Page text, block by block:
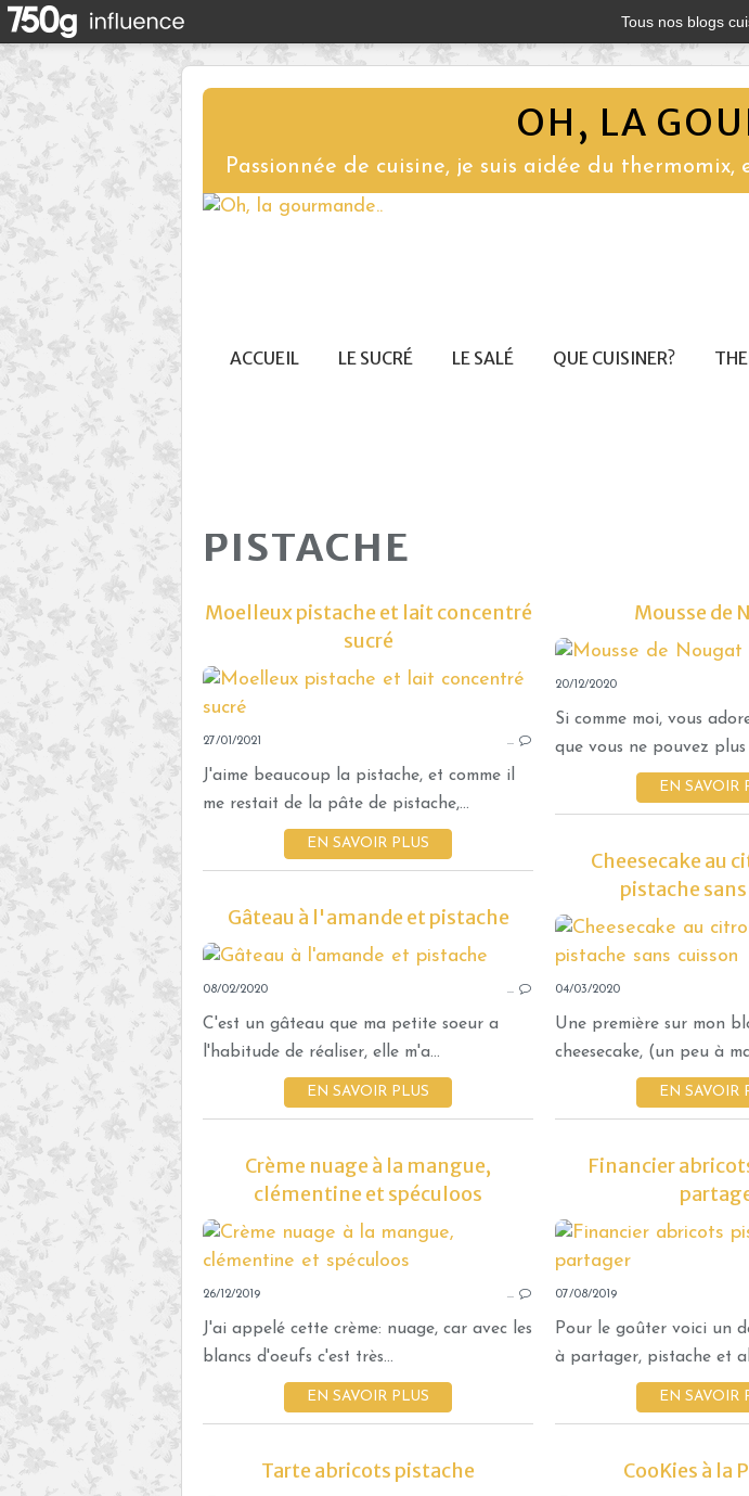
Tous nos blogs
OH, LA
Passionnée de cuisine, je suis aidée du
ACCUEIL LE SUCRÉ LE SALÉ QUE CUISINER?
PISTACHE
Moelleux pistache et lait concentré
sucré
27/01/2021 …
J'aime beaucoup la pistache, et comme il
me restait de la pâte de pistache,...
EN SAVOIR PLUS
Mousse de
20/12/2020
Si comme moi, vous
que vous ne pouvez plus
EN SAVOIR
Cheesecake au
pistache
04/03/2020
Une première sur mon
cheesecake, (un peu à
EN SAVOIR
Gâteau à l'amande et pistache
08/02/2020 …
C'est un gâteau que ma petite soeur a
l'habitude de réaliser, elle m'a...
EN SAVOIR PLUS
Crème nuage à la mangue,
clémentine et spéculoos
26/12/2019 …
J'ai appelé cette crème: nuage, car avec les
blancs d'oeufs c'est très...
EN SAVOIR PLUS
Financier
07/08/2019
Pour le goûter voici un
à partager, pistache et
EN SAVOIR
Tarte abricots pistache CooKies à la